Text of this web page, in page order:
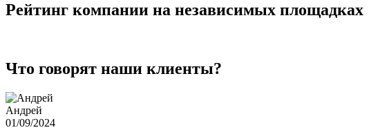
Рейтинг компании на независимых площадках
Что говорят наши клиенты?
Андрей
01/09/2024